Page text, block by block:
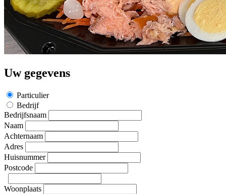
Uw gegevens
Particulier
Bedrijf
Bedrijfsnaam
Naam
Achternaam
Adres
Huisnummer
Postcode
Woonplaats